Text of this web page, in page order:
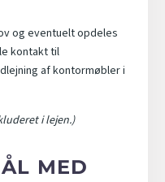
og eventuelt opdeles
kontakt til
af kontormøbler i
i lejen.)
MED